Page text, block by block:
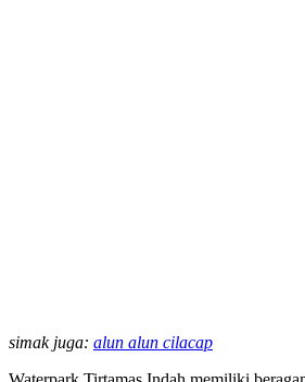
simak juga: alun alun cilacap